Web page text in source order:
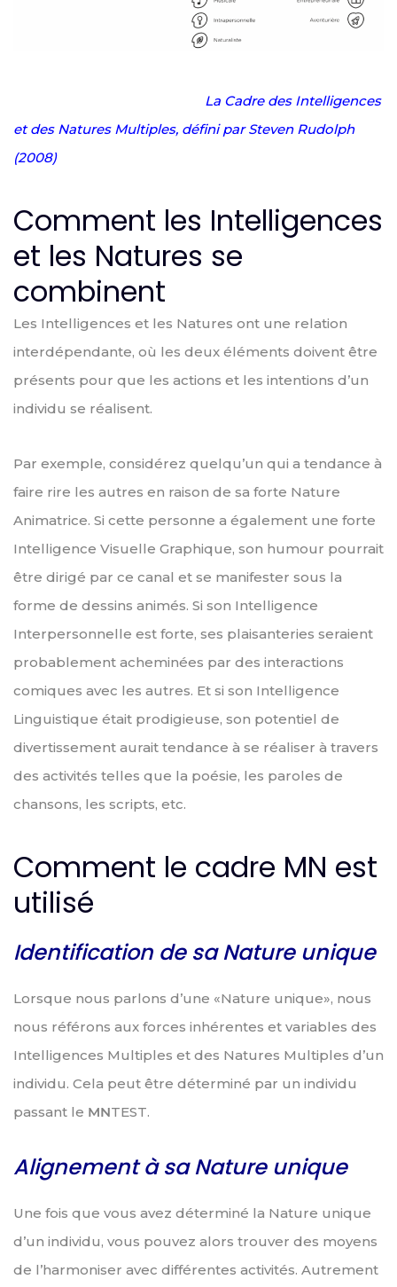
La Cadre des Intelligences
et des Natures Multiples, défini par Steven Rudolph
(2008)
Comment les Intelligences
et les Natures se
combinent
Les Intelligences et les Natures ont une relation
interdépendante, où les deux éléments doivent être
présents pour que les actions et les intentions d’un
individu se réalisent.
Par exemple, considérez quelqu’un qui a tendance à
faire rire les autres en raison de sa forte Nature
Animatrice. Si cette personne a également une forte
Intelligence Visuelle Graphique, son humour pourrait
être dirigé par ce canal et se manifester sous la
forme de dessins animés. Si son Intelligence
Interpersonnelle est forte, ses plaisanteries seraient
probablement acheminées par des interactions
comiques avec les autres. Et si son Intelligence
Linguistique était prodigieuse, son potentiel de
divertissement aurait tendance à se réaliser à travers
des activités telles que la poésie, les paroles de
chansons, les scripts, etc.
Comment le cadre MN est
utilisé
Identification de sa Nature unique
Lorsque nous parlons d’une «Nature unique», nous
nous référons aux forces inhérentes et variables des
Intelligences Multiples et des Natures Multiples d’un
individu. Cela peut être déterminé par un individu
passant le MNTEST.
Alignement à sa Nature unique
Une fois que vous avez déterminé la Nature unique
d’un individu, vous pouvez alors trouver des moyens
de l’harmoniser avec différentes activités. Autrement